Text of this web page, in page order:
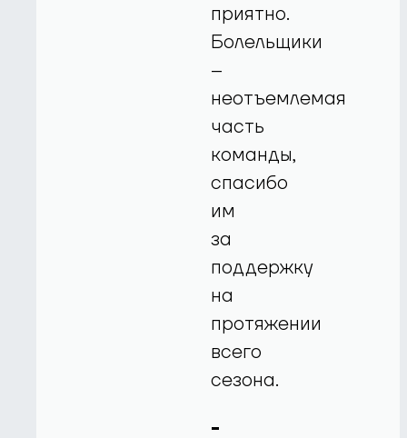
приятно.
Болельщики
–
неотъемлемая
часть
команды,
спасибо
им
за
поддержку
на
протяжении
всего
сезона.
-